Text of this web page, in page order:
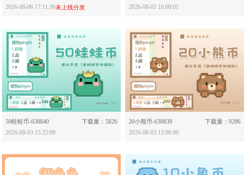
2026-08-06 17:11:36未上线分发
2026-08-03 16:00:01
分享：
50蛙蛙币-638840
下载量：5826
2026-08-03 15:25:09
分享：
20小熊币-638839
下载量：9286
2026-08-03 15:08:00